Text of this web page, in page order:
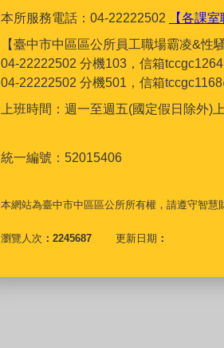
本所服務電話：04-22222502
【各課室
【臺中市中區區公所員工職場霸凌&性
04-22222502 分機103，信箱
04-22222502 分機501，信箱
上班時間：週一至週五(國定假日除外)
統一編號：52015406
本網站為臺中市中區區公所所有權，請遵守智慧
瀏覽人次 2245687 更新日期